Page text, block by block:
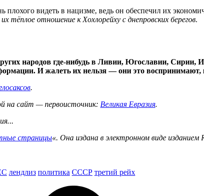
видеть в нацизме, ведь он обеспечил их
тёплое отношение к Хохлорейху с днепровских берегов.
народов где-нибудь в Ливии, Югославии, Сирии,
И жалеть их нельзя — они это
.
на сайт — первоисточник: Великая Евразия.
..
страницы«. Она издана в электронном виде
лендлиз политика СССР третий рейх